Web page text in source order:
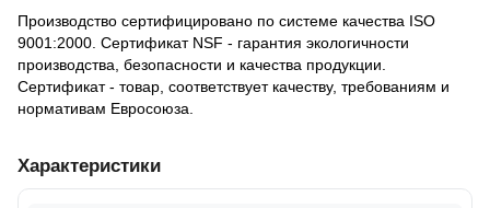
Производство сертифицировано по системе качества ISO
9001:2000. Сертификат NSF - гарантия экологичности
производства, безопасности и качества продукции.
Сертификат - то­вар, со­от­ветс­тву­ет ка­чест­ву, тре­бова­ни­ям и
нор­ма­тивам Ев­ро­со­юза.
Характеристики